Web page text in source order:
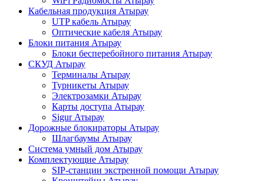
Кабельная продукция Атырау
UTP кабель Атырау
Оптические кабеля Атырау
Блоки питания Атырау
Блоки бесперебойного питания Атырау
СКУД Атырау
Терминалы Атырау
Турникеты Атырау
Электрозамки Атырау
Карты доступа Атырау
Sigur Атырау
Дорожные блокираторы Атырау
Шлагбаумы Атырау
Система умный дом Атырау
Комплектующие Атырау
SIP-станции экстренной помощи Атырау